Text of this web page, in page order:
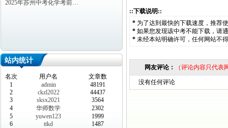
2025年苏州中考化学考前…
站内统计
名次 用户名
文章数
1
admin
48191
2
ckzl2022
44437
3
sksx2021
3564
4
华师数学
2302
5
yuwen123
1999
6
ttkd
1487
::下载说明::
* 为了达到最快的下载速度，推荐
* 如果您发现该中考不能下载，请
* 未经本站明确许可，任何网站不
网友评论： （评论内容只代
没有任何评论